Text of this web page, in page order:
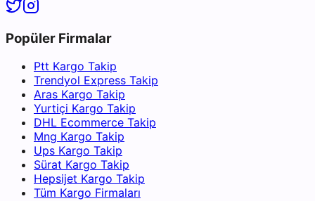
Popüler Firmalar
Ptt Kargo Takip
Trendyol Express Takip
Aras Kargo Takip
Yurtiçi Kargo Takip
DHL Ecommerce Takip
Mng Kargo Takip
Ups Kargo Takip
Sürat Kargo Takip
Hepsijet Kargo Takip
Tüm Kargo Firmaları